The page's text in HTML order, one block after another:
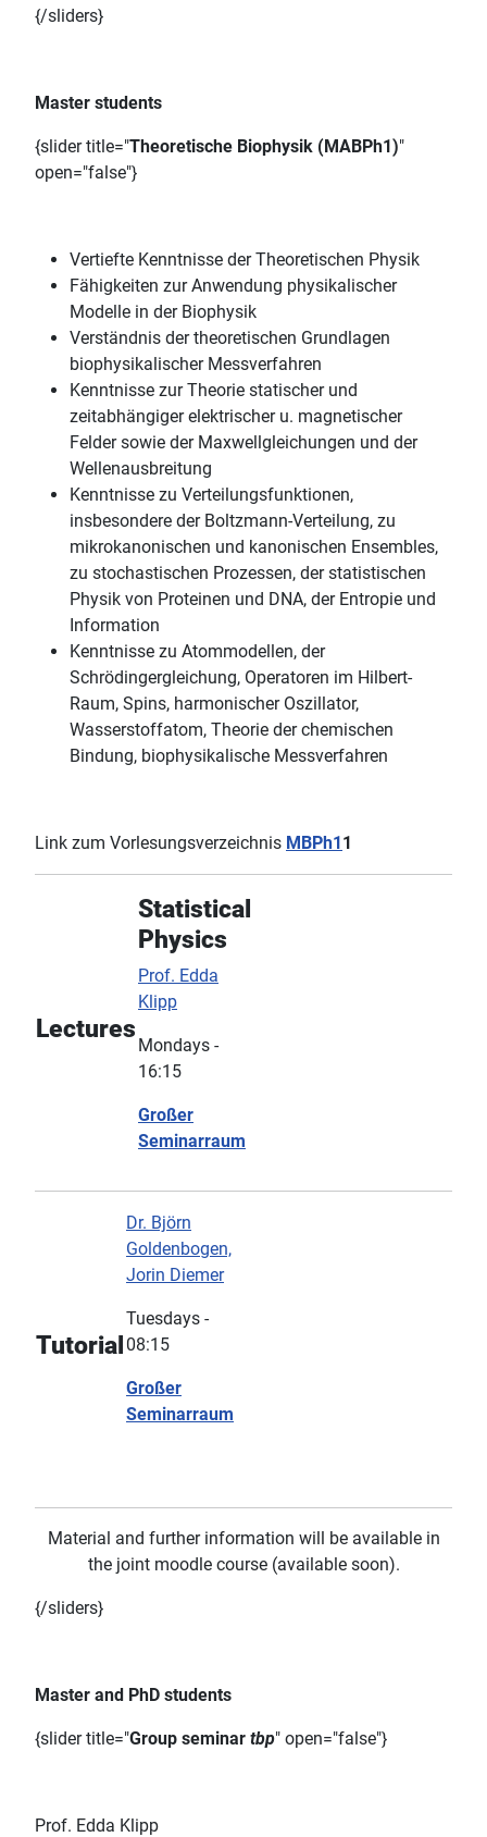
{/sliders}
Master students
{slider title="Theoretische Biophysik (MABPh1)"
open="false"}
Vertiefte Kenntnisse der Theoretischen Physik
Fähigkeiten zur Anwendung physikalischer
Modelle in der Biophysik
Verständnis der theoretischen Grundlagen
biophysikalischer Messverfahren
Kenntnisse zur Theorie statischer und
zeitabhängiger elektrischer u. magnetischer
Felder sowie der Maxwellgleichungen und der
Wellenausbreitung
Kenntnisse zu Verteilungsfunktionen,
insbesondere der Boltzmann-Verteilung, zu
mikrokanonischen und kanonischen Ensembles,
zu stochastischen Prozessen, der statistischen
Physik von Proteinen und DNA, der Entropie und
Information
Kenntnisse zu Atommodellen, der
Schrödingergleichung, Operatoren im Hilbert-
Raum, Spins, harmonischer Oszillator,
Wasserstoffatom, Theorie der chemischen
Bindung, biophysikalische Messverfahren
Link zum Vorlesungsverzeichnis MBPh11
Lectures
Statistical
Physics
Prof. Edda
Klipp
Mondays -
16:15
Großer
Seminarraum
Tutorial
Dr. Björn
Goldenbogen,
Jorin Diemer
Tuesdays -
08:15
Großer
Seminarraum
Material and further information will be available in
the joint moodle course (available soon).
{/sliders}
Master and PhD students
{slider title="Group seminar tbp" open="false"}
Prof. Edda Klipp